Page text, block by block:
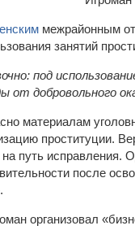
межрайонным
занятий
под
от добровольного
материалам
проституции.
на путь исправления.
после